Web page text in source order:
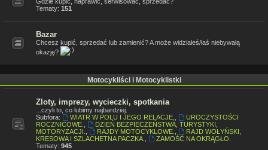
Tematy: 151
Bazar
Chcesz kupić, sprzedać lub zamienić? A może widziałeś/łaś niebywałą
okazję?
Motocykliści i Motocyklistki
Zloty, imprezy, wycieczki, spotkania
...czyli to, co lubimy najbardziej.
Subfora:
WIATR W POLU I JEGO RELACJE,
UROCZYSTOŚCI
ROCZNICOWE.
DZIEŃ BEZPIECZEŃSTWA, TURYSTYKI,
MOTORYZACJI.
RAJDY MOTOCYKLOWE.
RAJD WOŁYŃSKI,
KRESOWA I SZLACHETNA PACZKA.
ZAMOŚĆ NA OKRĄGŁO.
Tematy: 945